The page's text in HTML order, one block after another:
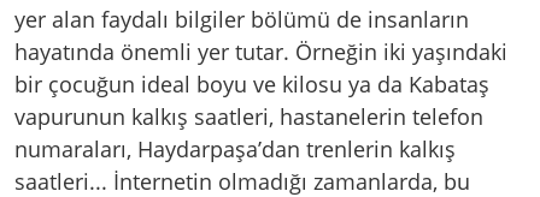
yer alan faydalı bilgiler bölümü de insanların
hayatında önemli yer tutar. Örneğin iki yaşındaki
bir çocuğun ideal boyu ve kilosu ya da Kabataş
vapurunun kalkış saatleri, hastanelerin telefon
numaraları, Haydarpaşa’dan trenlerin kalkış
saatleri... İnternetin olmadığı zamanlarda, bu